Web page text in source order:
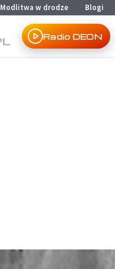
Modlitwa w drodze Blogi
Radio DEON